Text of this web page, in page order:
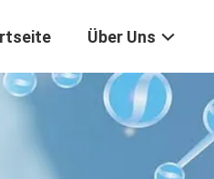
Über Uns